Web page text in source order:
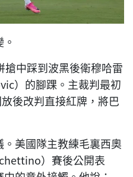
中踩到波黑後衛穆哈雷
）的腳踝。主裁判最初
後改判直接紅牌，將巴
美國隊主教練毛裏西奧
）賽後公開表